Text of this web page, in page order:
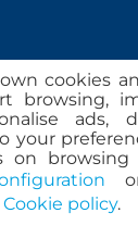
cookies
browsing,
ads,
your
on browsing
Cookie policy.